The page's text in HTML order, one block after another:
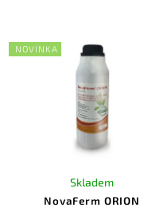
NOVINKA
NovaFerm ORION
Skladem